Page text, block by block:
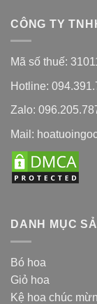
CÔNG TY
Mã số thuế:
Hotline:
Zalo:
Mail:
DANH MỤC
Bó hoa
Giỏ hoa
Kệ hoa chúc